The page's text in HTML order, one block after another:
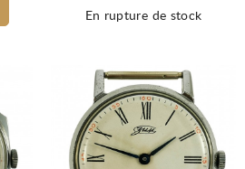
En rupture de stock